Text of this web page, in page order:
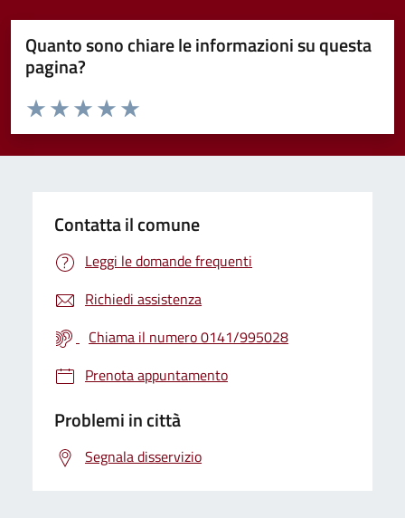
Quanto sono chiare le informazioni su questa
pagina?
Valuta da 1 a 5 stelle la pagina
Valuta 5 stelle su 5
Valuta 4 stelle su 5
Valuta 3 stelle su 5
Valuta 2 stelle su 5
Valuta 1 stelle su 5
Contatta il comune
Leggi le domande frequenti
Richiedi assistenza
Chiama il numero 0141/995028
Prenota appuntamento
Problemi in città
Segnala disservizio